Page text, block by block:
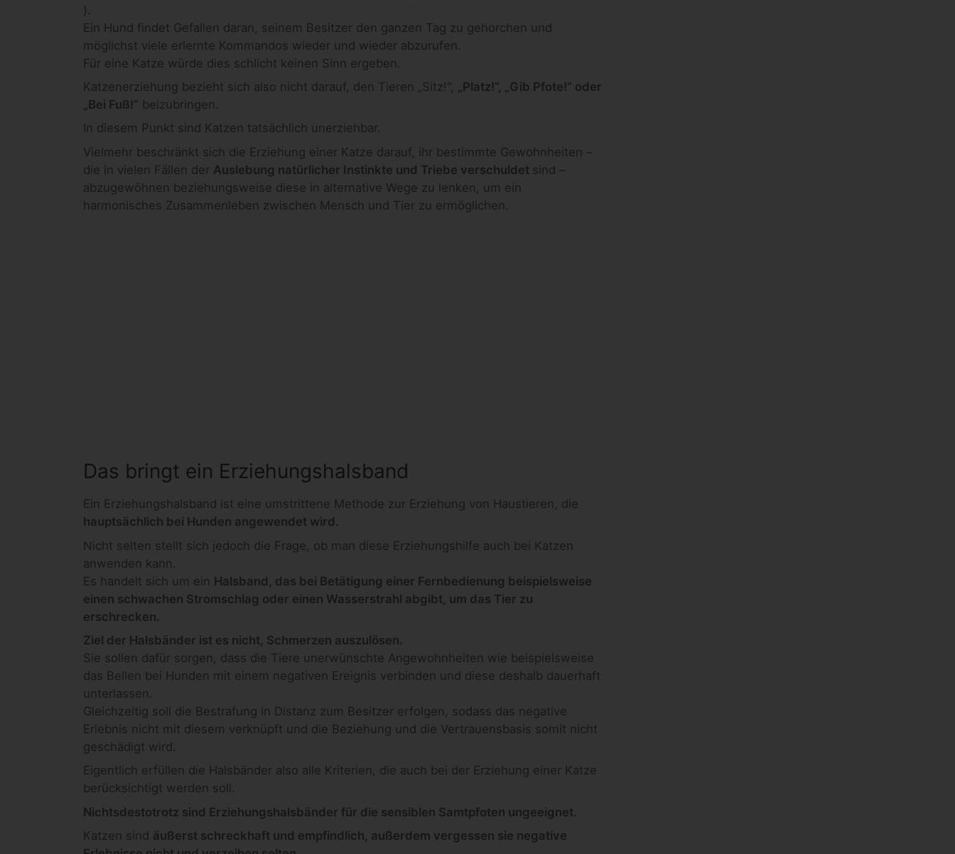
).
Ein Hund findet Gefallen daran, seinem Besitzer den ganzen Tag zu gehorchen und
möglichst viele erlernte Kommandos wieder und wieder abzurufen.
Für eine Katze würde dies schlicht keinen Sinn ergeben.
Katzenerziehung bezieht sich also nicht darauf, den Tieren „Sitz!“, „Platz!“, „Gib Pfote!“ oder
„Bei Fuß!“ beizubringen.
In diesem Punkt sind Katzen tatsächlich unerziehbar.
Vielmehr beschränkt sich die Erziehung einer Katze darauf, ihr bestimmte Gewohnheiten –
die in vielen Fällen der Auslebung natürlicher Instinkte und Triebe verschuldet sind –
abzugewöhnen beziehungsweise diese in alternative Wege zu lenken, um ein
harmonisches Zusammenleben zwischen Mensch und Tier zu ermöglichen.
Das bringt ein Erziehungshalsband
Ein Erziehungshalsband ist eine umstrittene Methode zur Erziehung von Haustieren, die
hauptsächlich bei Hunden angewendet wird.
Nicht selten stellt sich jedoch die Frage, ob man diese Erziehungshilfe auch bei Katzen
anwenden kann.
Es handelt sich um ein Halsband, das bei Betätigung einer Fernbedienung beispielsweise
einen schwachen Stromschlag oder einen Wasserstrahl abgibt, um das Tier zu
erschrecken.
Ziel der Halsbänder ist es nicht, Schmerzen auszulösen.
Sie sollen dafür sorgen, dass die Tiere unerwünschte Angewohnheiten wie beispielsweise
das Bellen bei Hunden mit einem negativen Ereignis verbinden und diese deshalb dauerhaft
unterlassen.
Gleichzeitig soll die Bestrafung in Distanz zum Besitzer erfolgen, sodass das negative
Erlebnis nicht mit diesem verknüpft und die Beziehung und die Vertrauensbasis somit nicht
geschädigt wird.
Eigentlich erfüllen die Halsbänder also alle Kriterien, die auch bei der Erziehung einer Katze
berücksichtigt werden soll.
Nichtsdestotrotz sind Erziehungshalsbänder für die sensiblen Samtpfoten ungeeignet.
Katzen sind äußerst schreckhaft und empfindlich, außerdem vergessen sie negative